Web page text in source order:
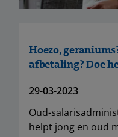
Hoezo,
afbetaling? Doe
29-03-2023
Oud-
helpt jong en oud